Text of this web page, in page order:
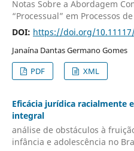
Notas Sobre a Abordagem
“Processual” em Processos
DOI: https://doi.org/
Janaína Dantas Germano Gomes
PDF
XML
Eficácia jurídica racialmente
integral
análise de obstáculos à
infância e adolescência no